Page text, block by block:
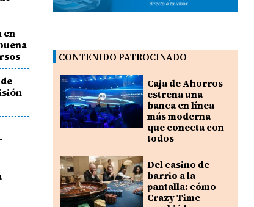
en
CONTENIDO PATROCINADO
Caja de Ahorros
estrena una
banca en línea
más moderna
que conecta con
todos
Del casino de
barrio a la
pantalla: cómo
Crazy Time